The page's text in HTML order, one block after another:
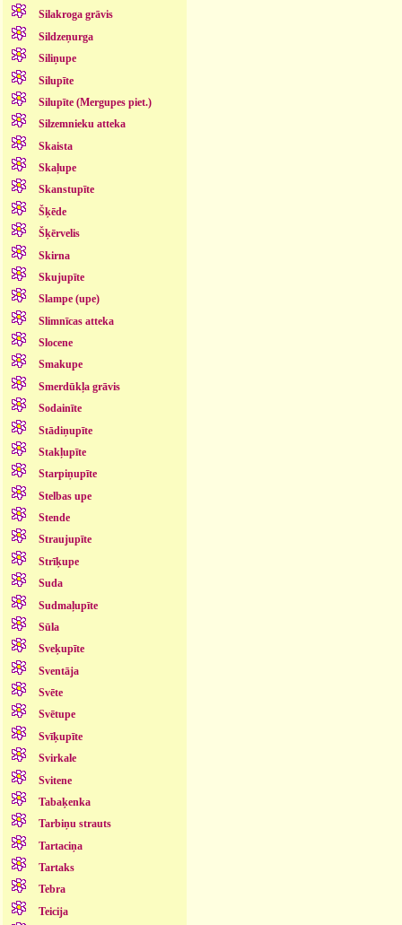
Silakroga grāvis
Sildzeņurga
Siliņupe
Silupīte
Silupīte (Mergupes piet.)
Silzemnieku atteka
Skaista
Skaļupe
Skanstupīte
Šķēde
Šķērvelis
Skirna
Skujupīte
Slampe (upe)
Slimnīcas atteka
Slocene
Smakupe
Smerdūkļa grāvis
Sodainīte
Stādiņupīte
Stakļupīte
Starpiņupīte
Stelbas upe
Stende
Straujupīte
Strīķupe
Suda
Sudmaļupīte
Sūla
Sveķupīte
Sventāja
Svēte
Svētupe
Svīķupīte
Svirkale
Svitene
Tabaķenka
Tarbiņu strauts
Tartaciņa
Tartaks
Tebra
Teicija